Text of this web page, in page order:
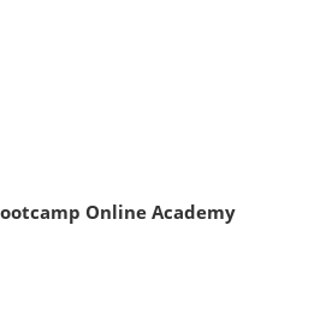
Online Academy